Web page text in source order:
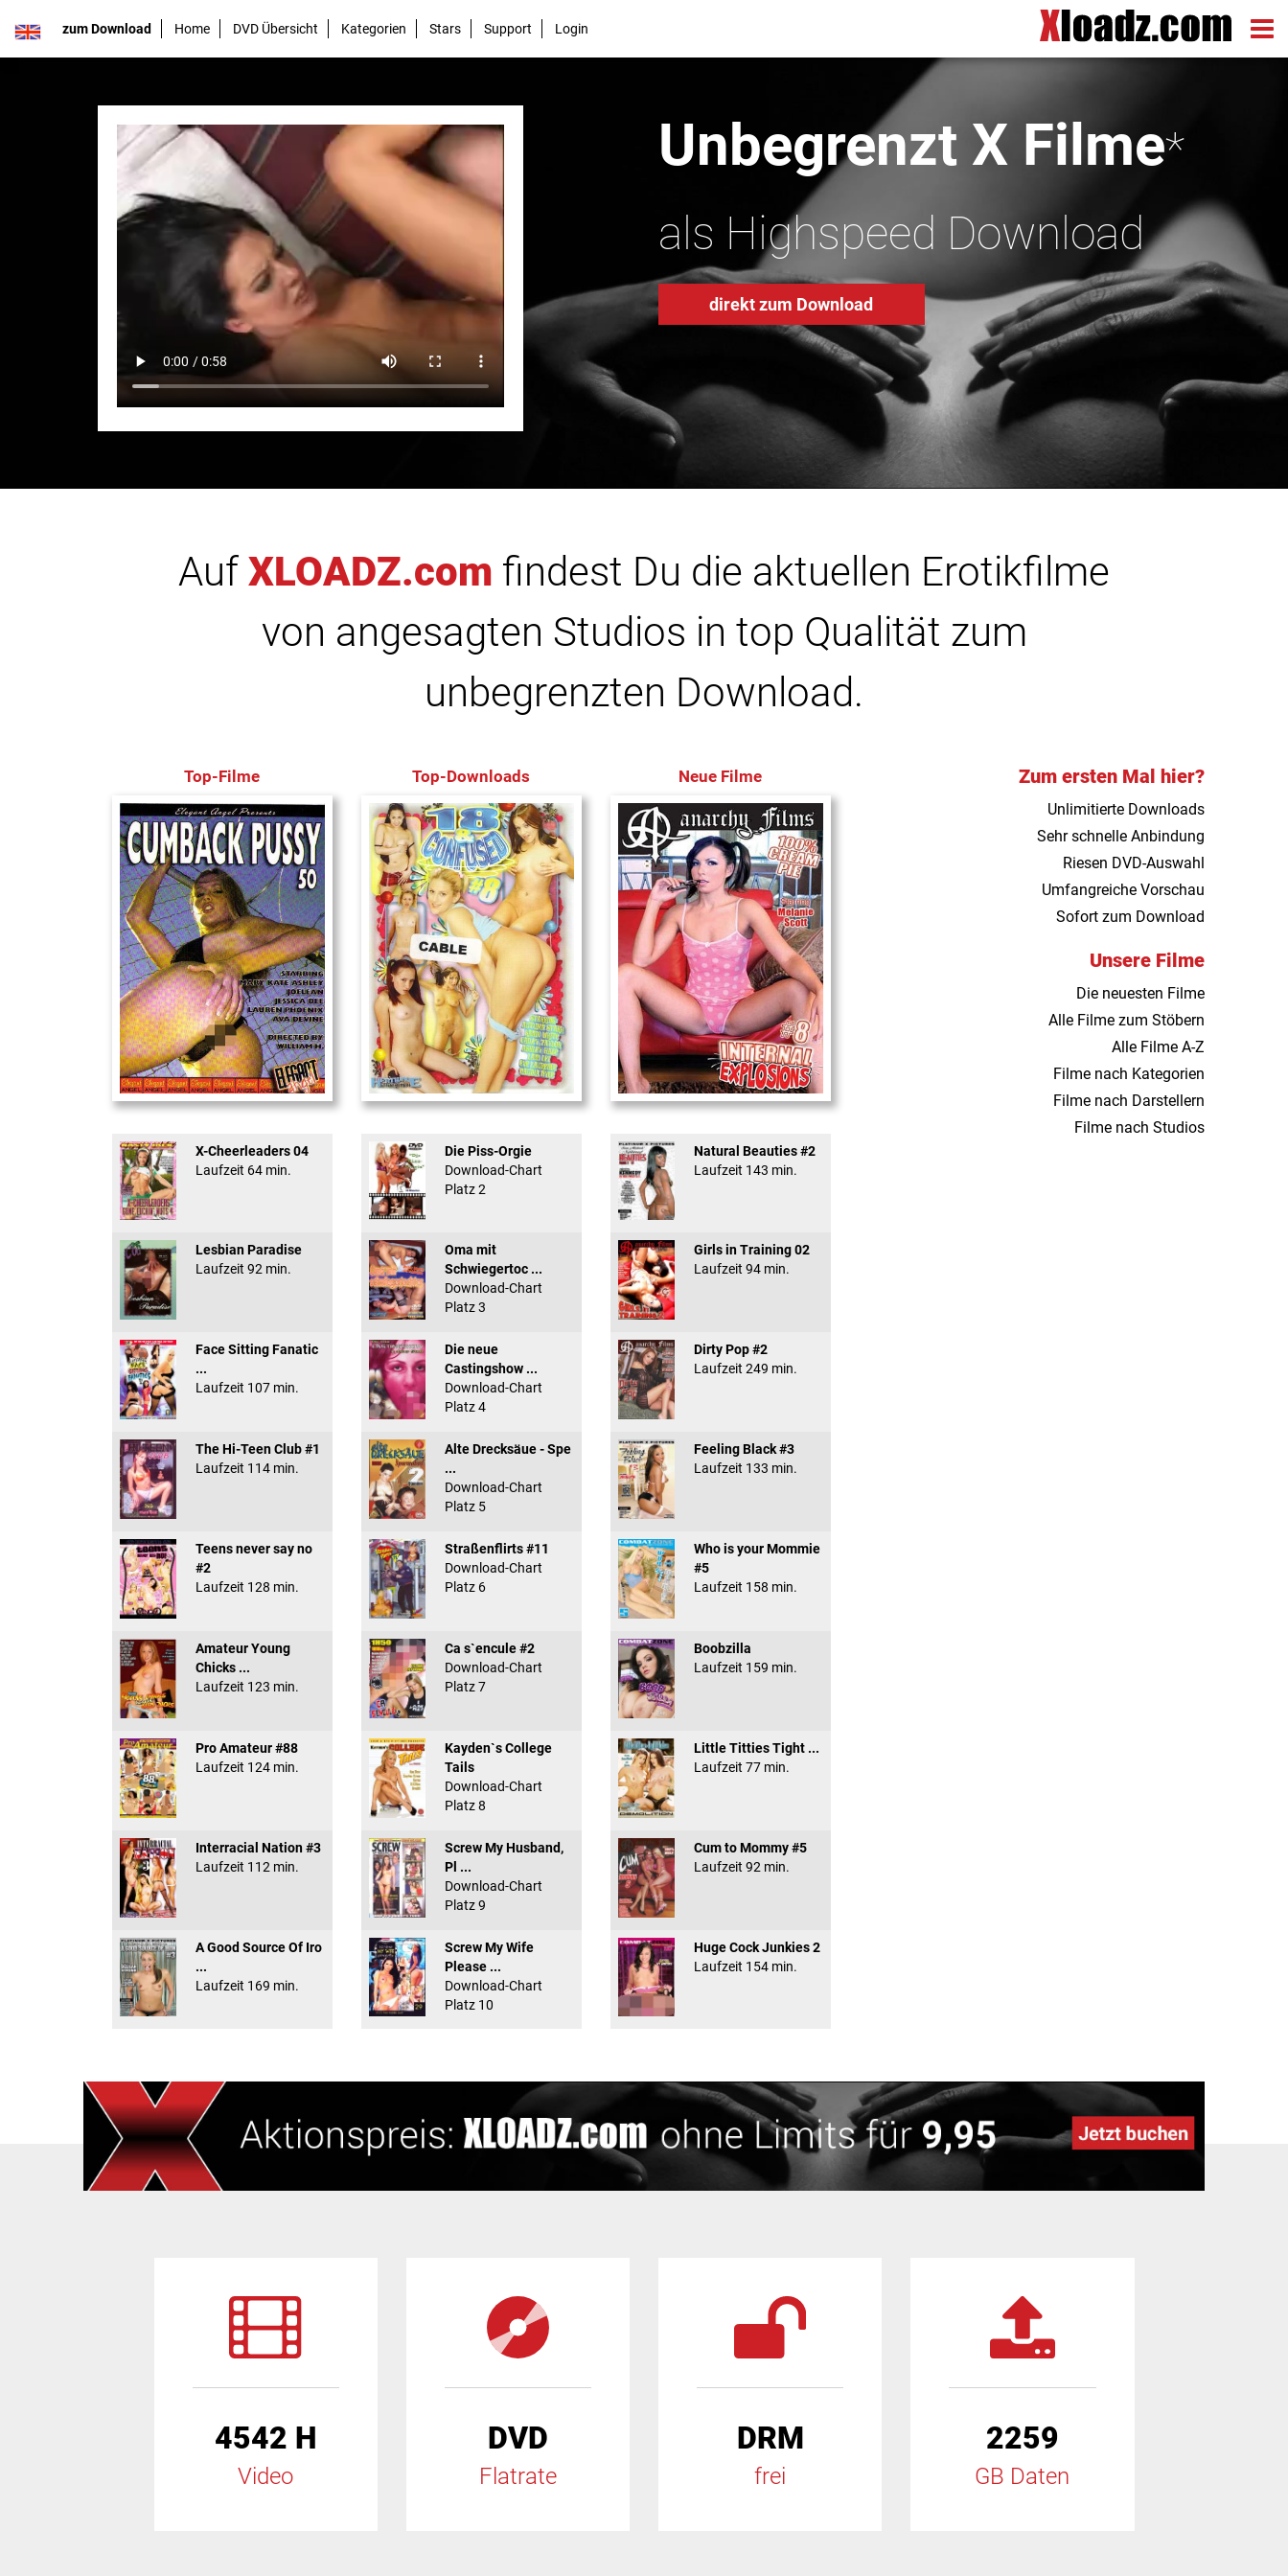
zum Download Home DVD Übersicht Kategorien Stars Support Login
Unbegrenzt X Filme*
als Highspeed Download
direkt zum Download
Auf XLOADZ.com findest Du die aktuellen Erotikfilme
von angesagten Studios in top Qualität zum
unbegrenzten Download.
Top-Filme
Cum Back Pussy #60
X-Cheerleaders 04
Laufzeit 64 min.
Lesbian Paradise
Laufzeit 92 min.
Face Sitting Fanatic
...
Laufzeit 107 min.
The Hi-Teen Club #1
Laufzeit 114 min.
Teens never say no
#2
Laufzeit 128 min.
Amateur Young
Chicks ...
Laufzeit 123 min.
Pro Amateur #88
Laufzeit 124 min.
Interracial Nation #3
Laufzeit 112 min.
A Good Source Of Iro
...
Laufzeit 169 min.
Top-Downloads
18 And Confused #8 - ...
Die Piss-Orgie
Download-Chart
Platz 2
Oma mit
Schwiegertoc ...
Download-Chart
Platz 3
Die neue
Castingshow ...
Download-Chart
Platz 4
Alte Drecksäue - Spe
...
Download-Chart
Platz 5
Straßenflirts #11
Download-Chart
Platz 6
Ca s`encule #2
Download-Chart
Platz 7
Kayden`s College
Tails
Download-Chart
Platz 8
Screw My Husband,
Pl ...
Download-Chart
Platz 9
Screw My Wife
Please ...
Download-Chart
Platz 10
Neue Filme
Internal Explosionen
Natural Beauties #2
Laufzeit 143 min.
Girls in Training 02
Laufzeit 94 min.
Dirty Pop #2
Laufzeit 249 min.
Feeling Black #3
Laufzeit 133 min.
Who is your Mommie
#5
Laufzeit 158 min.
Boobzilla
Laufzeit 159 min.
Little Titties Tight ...
Laufzeit 77 min.
Cum to Mommy #5
Laufzeit 92 min.
Huge Cock Junkies 2
Laufzeit 154 min.
Zum ersten Mal hier?
Unlimitierte Downloads
Sehr schnelle Anbindung
Riesen DVD-Auswahl
Umfangreiche Vorschau
Sofort zum Download
Unsere Filme
Die neuesten Filme
Alle Filme zum Stöbern
Alle Filme A-Z
Filme nach Kategorien
Filme nach Darstellern
Filme nach Studios
4542 H
Video
DVD
Flatrate
DRM
frei
2259
GB Daten